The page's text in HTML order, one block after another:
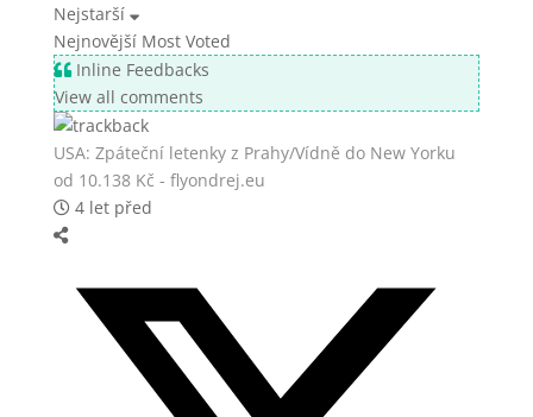
Nejstarší
Nejnovější Most Voted
Inline Feedbacks
View all comments
USA: Zpáteční letenky z Prahy/Vídně do New Yorku
od 10.138 Kč - flyondrej.eu
4 let před